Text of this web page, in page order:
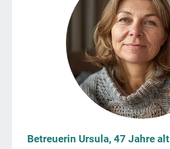
Betreuerin Ursula, 47 Jahre alt